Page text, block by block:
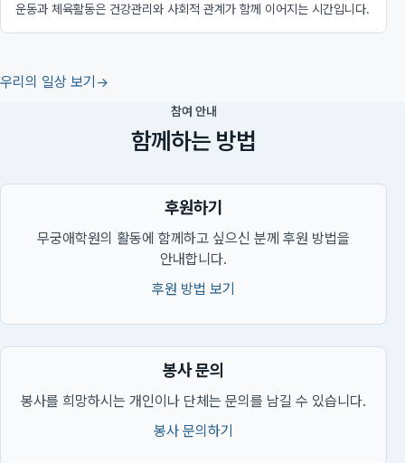
운동과 체육활동은 건강관리와 사회적 관계가 함께 이어지는 시간입니다.
우리의 일상 보기
참여 안내
함께하는 방법
후원하기
무궁애학원의 활동에 함께하고 싶으신 분께 후원 방법을
안내합니다.
후원 방법 보기
봉사 문의
봉사를 희망하시는 개인이나 단체는 문의를 남길 수 있습니다.
봉사 문의하기